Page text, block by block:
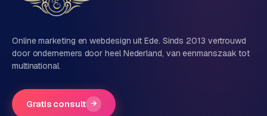
Naam
Bedrijfsnaam
Online marketing en webdesign uit Ede. Sinds 2013 vertrouwd
door ondernemers door heel Nederland, van eenmanszaak tot
multinational.
Gratis consult →